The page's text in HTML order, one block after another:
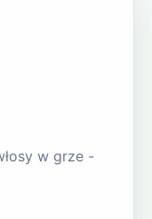
w grze -